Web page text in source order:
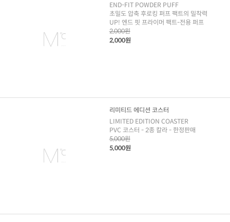
END-FIT POWDER PUFF
초밀도 압축 후로킹 퍼프 팩트의 밀착력
UP! 엔드 핏 프라이머 팩트-전용 퍼프
2,000원
2,000원
리미티드 에디션 코스터
LIMITED EDITION COASTER
PVC 코스터 - 2종 칼라 - 한정판매
5,000원
5,000원